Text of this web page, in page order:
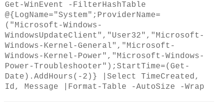
Get-WinEvent -FilterHashTable
@{LogName="System";ProviderName=
("Microsoft-Windows-
WindowsUpdateClient","User32","Microsoft-
Windows-Kernel-General","Microsoft-
Windows-Kernel-Power","Microsoft-Windows-
Power-Troubleshooter");StartTime=(Get-
Date).AddHours(-2)} |Select TimeCreated,
Id, Message |Format-Table -AutoSize -Wrap